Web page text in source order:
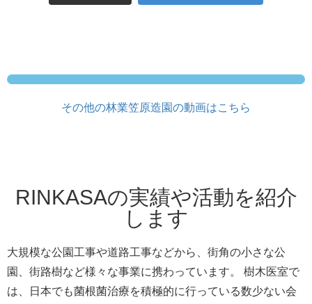
その他の林業笠原造園の動画はこちら
RINKASAの実績や活動を紹介
します
大規模な公園工事や道路工事などから、街角の小さな公
園、街路樹など様々な事業に携わっています。 樹木医室で
は、日本でも菌根菌治療を積極的に行っている数少ない会